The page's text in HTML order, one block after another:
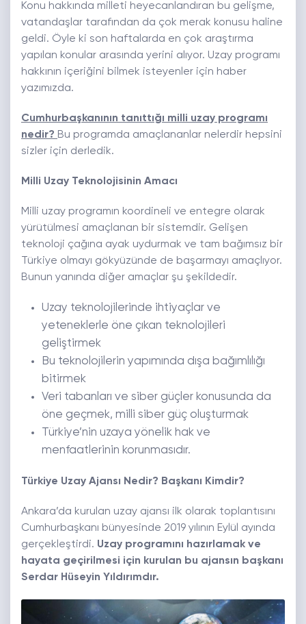
Konu hakkında milleti heyecanlandıran bu gelişme,
vatandaşlar tarafından da çok merak konusu haline
geldi. Öyle ki son haftalarda en çok araştırma
yapılan konular arasında yerini alıyor. Uzay programı
hakkının içeriğini bilmek isteyenler için haber
yazımızda.
Cumhurbaşkanının tanıttığı milli uzay programı
nedir? Bu programda amaçlananlar nelerdir hepsini
sizler için derledik.
Milli Uzay Teknolojisinin Amacı
Milli uzay programın koordineli ve entegre olarak
yürütülmesi amaçlanan bir sistemdir. Gelişen
teknoloji çağına ayak uydurmak ve tam bağımsız bir
Türkiye olmayı gökyüzünde de başarmayı amaçlıyor.
Bunun yanında diğer amaçlar şu şekildedir.
Uzay teknolojilerinde ihtiyaçlar ve
yeteneklerle öne çıkan teknolojileri
geliştirmek
Bu teknolojilerin yapımında dışa bağımlılığı
bitirmek
Veri tabanları ve siber güçler konusunda da
öne geçmek, milli siber güç oluşturmak
Türkiye’nin uzaya yönelik hak ve
menfaatlerinin korunmasıdır.
Türkiye Uzay Ajansı Nedir? Başkanı Kimdir?
Ankara’da kurulan uzay ajansı ilk olarak toplantısını
Cumhurbaşkanı bünyesinde 2019 yılının Eylül ayında
gerçekleştirdi. Uzay programını hazırlamak ve
hayata geçirilmesi için kurulan bu ajansın başkanı
Serdar Hüseyin Yıldırımdır.